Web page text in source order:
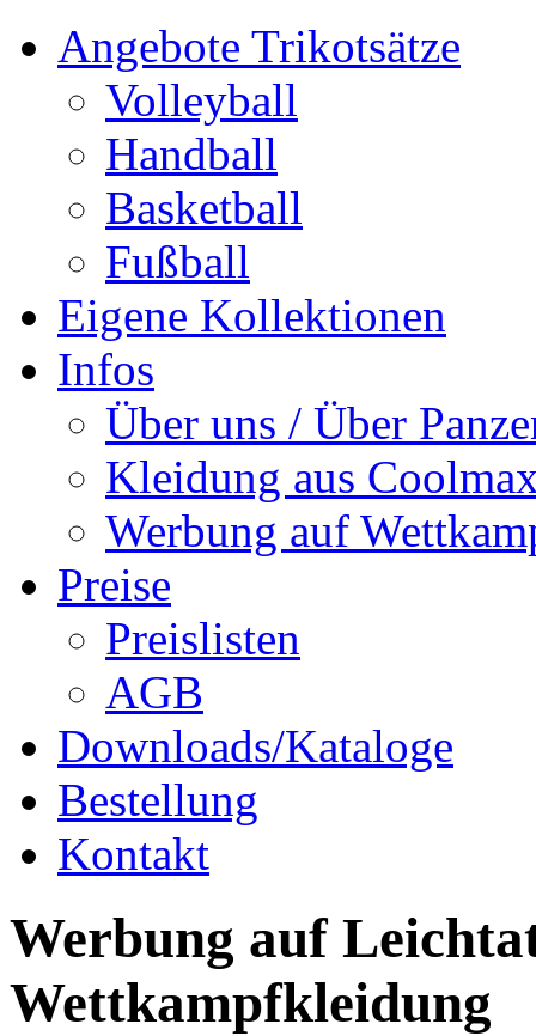
Angebote Trikotsätze
Volleyball
Handball
Basketball
Fußball
Eigene Kollektionen
Infos
Über uns / Über
Kleidung aus
Werbung auf
Preise
Preislisten
AGB
Downloads/Kataloge
Bestellung
Kontakt
Werbung auf
Wettkampfkleidung